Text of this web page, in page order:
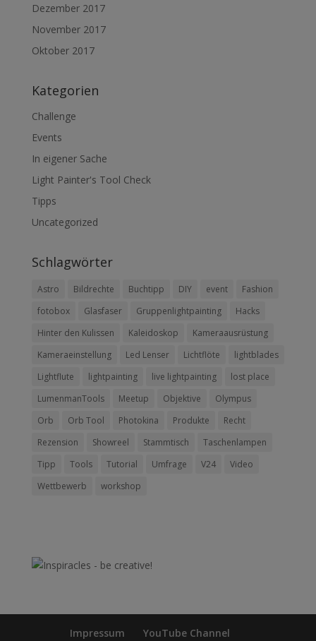
Dezember 2017
November 2017
Oktober 2017
Kategorien
Challenge
Events
In eigener Sache
Light Painter's Tool Check
Tipps
Uncategorized
Schlagwörter
Astro Bildrechte Buchtipp DIY event
Fashion
fotobox
Glasfaser Gruppenlightpainting
Hacks
Hinter den Kulissen
Kaleidoskop
Kameraausrüstung
Kameraeinstellung
Led Lenser Lichtflöte
lightblades
Lightflute
lightpainting live lightpainting
lost place
LumenmanTools
Meetup Objektive
Olympus
Orb
Orb Tool Photokina Produkte
Recht
Rezension
Showreel Stammtisch
Taschenlampen
Tipp
Tools Tutorial Umfrage V24
Video
Wettbewerb
workshop
Impressum YouTube Channel